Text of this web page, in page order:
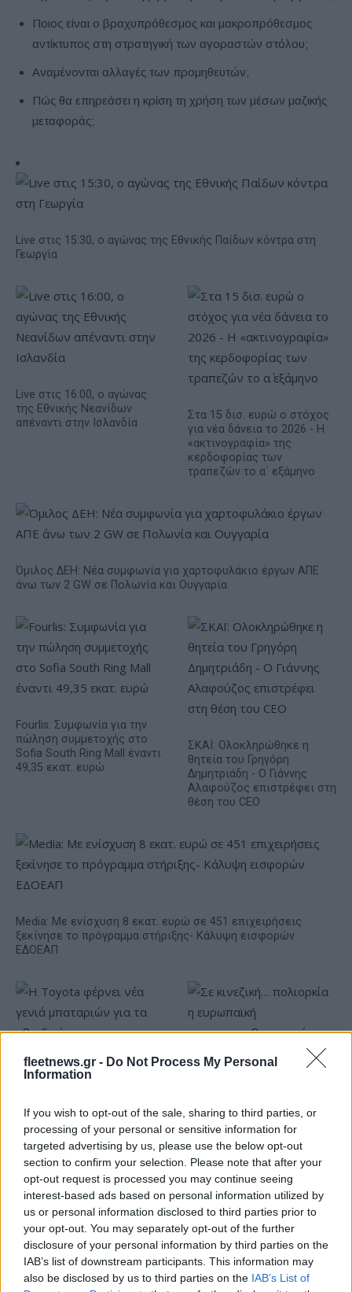
fleetnews.gr - Do Not Process My Personal
Information
If you wish to opt-out of the sale, sharing to third parties, or
processing of your personal or sensitive information for
targeted advertising by us, please use the below opt-out
section to confirm your selection. Please note that after your
opt-out request is processed you may continue seeing
interest-based ads based on personal information utilized by
us or personal information disclosed to third parties prior to
your opt-out. You may separately opt-out of the further
disclosure of your personal information by third parties on the
IAB’s list of downstream participants. This information may
also be disclosed by us to third parties on the IAB’s List of
Ποιος είναι ο βραχυπρόθεσμος και μακροπρόθεσμος
αντίκτυπος στη στρατηγική των αγοραστών στόλου;
Αναμένονται αλλαγές των προμηθευτών;
Πώς θα επηρεάσει η κρίση τη χρήση των μέσων μαζικής
μεταφοράς;
Live στις 15:30, ο αγώνας της Εθνικής Παίδων κόντρα στη
Γεωργία
Live στις 16:00, ο αγώνας
της Εθνικής Νεανίδων
απέναντι στην Ισλανδία
Στα 15 δισ. ευρώ ο στόχος
για νέα δάνεια το 2026 - Η
«ακτινογραφία» της
κερδοφορίας των
τραπεζών το α΄ εξάμηνο
Όμιλος ΔΕΗ: Νέα συμφωνία για χαρτοφυλάκιο έργων ΑΠΕ
άνω των 2 GW σε Πολωνία και Ουγγαρία
Fourlis: Συμφωνία για την
πώληση συμμετοχής στο
Sofia South Ring Mall έναντι
49,35 εκατ. ευρώ
ΣΚΑΪ: Ολοκληρώθηκε η
θητεία του Γρηγόρη
Δημητριάδη - Ο Γιάννης
Αλαφούζος επιστρέφει στη
θέση του CEO
Media: Με ενίσχυση 8 εκατ. ευρώ σε 451 επιχειρήσεις
ξεκίνησε το πρόγραμμα στήριξης- Κάλυψη εισφορών
ΕΔΟΕΑΠ
Η Toyota φέρνει νέα γενιά
Σε κινεζική… πολιορκία η
Νέο Audi A2 e-tron με στόχο την κορυφή της
αποδοτικότητας